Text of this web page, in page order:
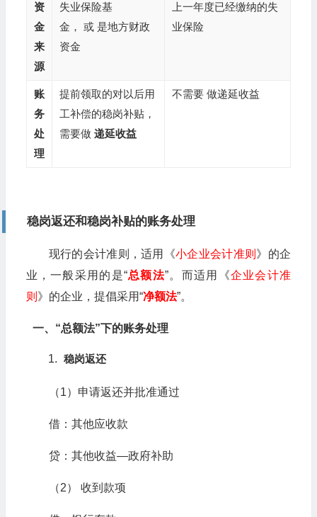
资
金
来
源
失业保险基
金， 或 是地方财政
资金
上一年度已经缴纳的失
业保险
账
务
处
理
提前领取的对以后用
工补偿的稳岗补贴，
需要做 递延收益
不需要 做递延收益
稳岗返还和稳岗补贴的账务处理
现行的会计准则，适用《小企业会计准则 》的企
业，一般采用的是“总额法”。而适用《企业会计准
则 》的企业，提倡采用“净额法”。
一、“总额法”下的账务处理
稳岗返还
（1）申请返还并批准通过
借：其他应收款
贷：其他收益—政府补助
（2） 收到款项